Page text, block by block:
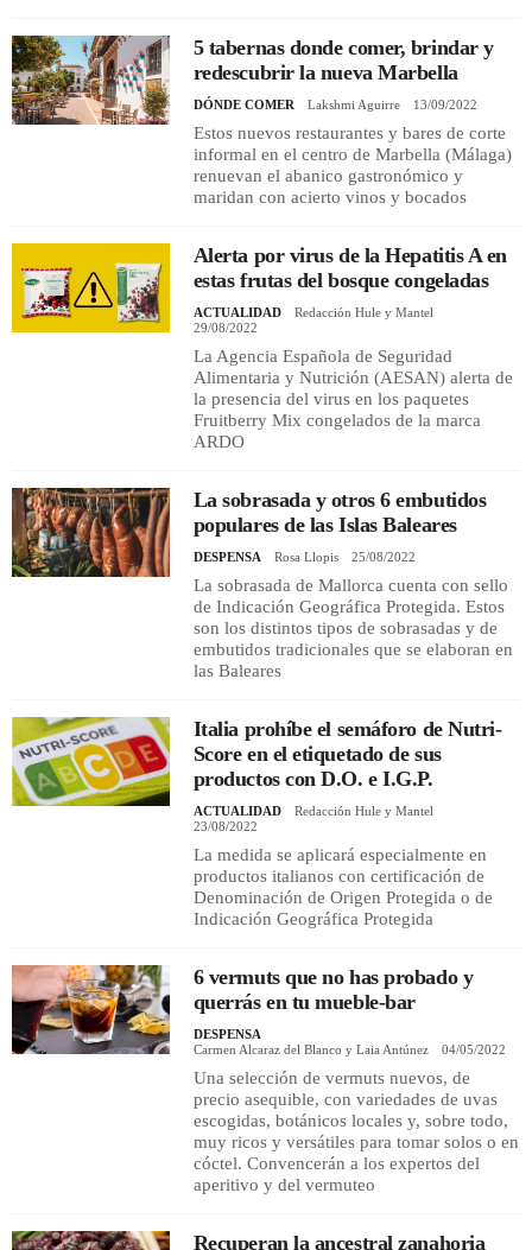
5 tabernas donde comer, brindar y
redescubrir la nueva Marbella
DÓNDE COMER Lakshmi Aguirre 13/09/2022
Estos nuevos restaurantes y bares de corte
informal en el centro de Marbella (Málaga)
renuevan el abanico gastronómico y
maridan con acierto vinos y bocados
Alerta por virus de la Hepatitis A en
estas frutas del bosque congeladas
ACTUALIDAD
Redacción Hule y Mantel
29/08/2022
La Agencia Española de Seguridad
Alimentaria y Nutrición (AESAN) alerta de
la presencia del virus en los paquetes
Fruitberry Mix congelados de la marca
ARDO
La sobrasada y otros 6 embutidos
populares de las Islas Baleares
DESPENSA Rosa Llopis 25/08/2022
La sobrasada de Mallorca cuenta con sello
de Indicación Geográfica Protegida. Estos
son los distintos tipos de sobrasadas y de
embutidos tradicionales que se elaboran en
las Baleares
Italia prohíbe el semáforo de Nutri-
Score en el etiquetado de sus
productos con D.O. e I.G.P.
ACTUALIDAD
Redacción Hule y Mantel
23/08/2022
La medida se aplicará especialmente en
productos italianos con certificación de
Denominación de Origen Protegida o de
Indicación Geográfica Protegida
6 vermuts que no has probado y
querrás en tu mueble-bar
DESPENSA
Carmen Alcaraz del Blanco y Laia Antúnez
04/05/2022
Una selección de vermuts nuevos, de
precio asequible, con variedades de uvas
escogidas, botánicos locales y, sobre todo,
muy ricos y versátiles para tomar solos o en
cóctel. Convencerán a los expertos del
aperitivo y del vermuteo
Recuperan la ancestral zanahoria